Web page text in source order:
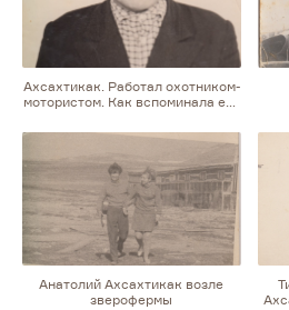
Ахсахтикак. Работал охотником-
мотористом. Как вспоминала его
и слеповатым, чувствовал
лодочный мотор руками, всегда
чистил его после охоты
Анатолий Ахсахтикак возле
зверофермы